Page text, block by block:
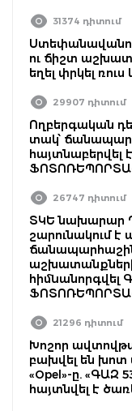
31374 դիտում
ու ճիշտ
եղել փրկել
29907 դիտում
Ողբերգական
տակ՝
հայտնաբերվել
26747 դիտում
ՏԿԵ նախարար
շարունակում է
աշխատանքների
21296 դիտում
Խոշոր
բախվել են խոտ
«Opel»-ը. «ԳԱԶ
հայտնվել է